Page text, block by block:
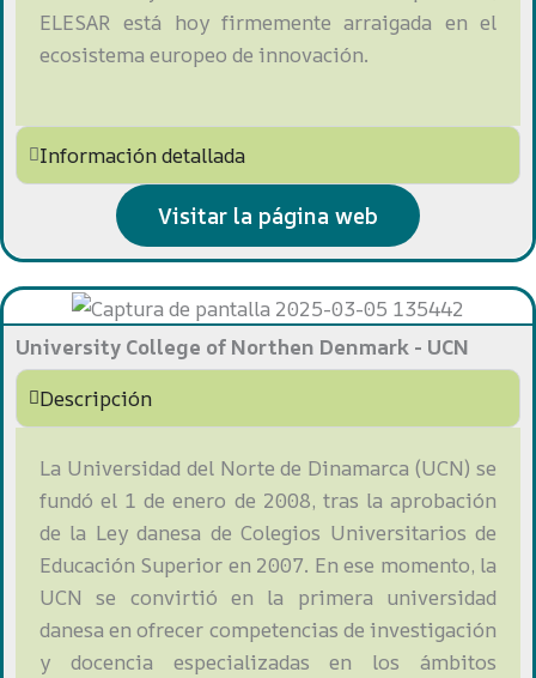
ELESAR está hoy firmemente arraigada en el
ecosistema europeo de innovación.
Información detallada
Visitar la página web
University College of Northen Denmark - UCN
Descripción
La Universidad del Norte de Dinamarca (UCN) se
fundó el 1 de enero de 2008, tras la aprobación
de la Ley danesa de Colegios Universitarios de
Educación Superior en 2007. En ese momento, la
UCN se convirtió en la primera universidad
danesa en ofrecer competencias de investigación
y docencia especializadas en los ámbitos